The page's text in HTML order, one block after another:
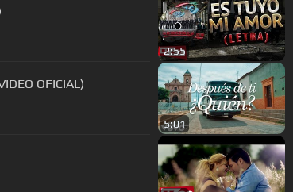
2:55
OFICIAL)
5:01